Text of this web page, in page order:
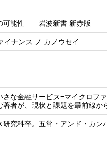
の可能性 岩波新書 新赤版
ナンス ノ カノウセイ
な金融サービス=マイクロフ
者が、現状と課題を最前線か
究科卒。五常・アンド・カ